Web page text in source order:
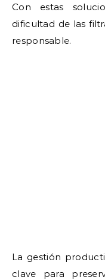
Con estas
dificultad de las
responsable.
La gestión
clave para